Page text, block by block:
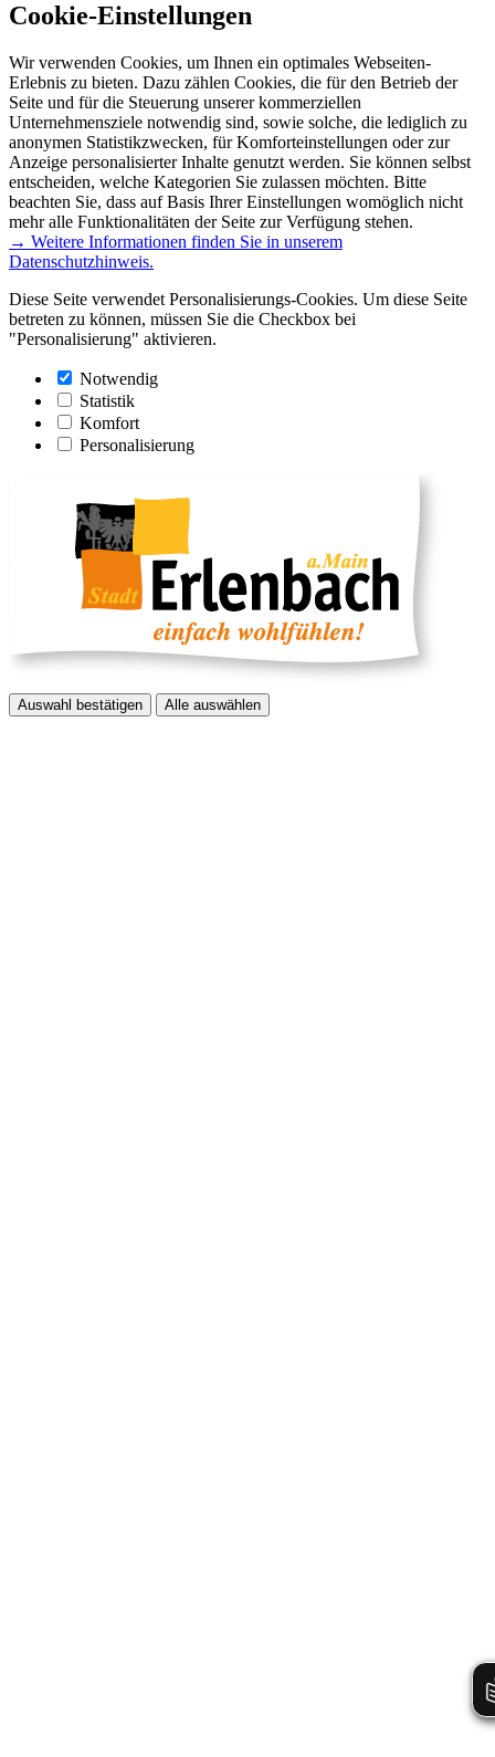
Cookie-Einstellungen
Wir verwenden Cookies, um Ihnen ein optimales Webseiten-
Erlebnis zu bieten. Dazu zählen Cookies, die für den Betrieb der
Seite und für die Steuerung unserer kommerziellen
Unternehmensziele notwendig sind, sowie solche, die lediglich zu
anonymen Statistikzwecken, für Komforteinstellungen oder zur
Anzeige personalisierter Inhalte genutzt werden. Sie können selbst
entscheiden, welche Kategorien Sie zulassen möchten. Bitte
beachten Sie, dass auf Basis Ihrer Einstellungen womöglich nicht
mehr alle Funktionalitäten der Seite zur Verfügung stehen.
→ Weitere Informationen finden Sie in unserem
Datenschutzhinweis.
Diese Seite verwendet Personalisierungs-Cookies. Um diese Seite
betreten zu können, müssen Sie die Checkbox bei
"Personalisierung" aktivieren.
Notwendig
Statistik
Komfort
Personalisierung
Auswahl bestätigen Alle auswählen